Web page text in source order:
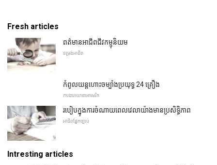
Fresh articles
ពត៌មានអាជីពជីវកម្មុនិយម
ទម្រង់អាជីព
កំពូលយន្តហោះចម្បាំងប្រយុទ្ធ 24 គ្រឿង
ការងារយោធាអាមេរិក
របៀបក្នុងការចំណាយពេលវេលាយ៉ាងមានប្រសិទ្ធិភាព
អាជីពផ្នែកច្បាប់
Intresting articles